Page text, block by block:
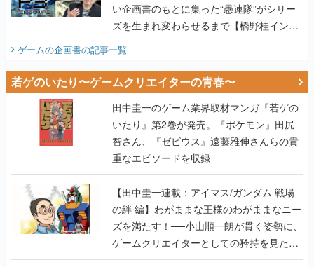
い企画書のもとに集った“愚連隊”がシリー
ズを生まれ変わらせるまで【橋野桂インタ
ゲームの企画書の記事一覧
若ゲのいたり〜ゲームクリエイターの青春〜
田中圭一のゲーム業界取材マンガ『若ゲの
いたり』第2巻が発売。『ポケモン』田尻
智さん、『ゼビウス』遠藤雅伸さんらの貴
重なエピソードを収録
【田中圭一連載：アイマス/ガンダム 戦場
の絆 編】わがままな王様のわがままなニー
ズを満たす！──小山順一朗が貫く姿勢に、
ゲームクリエイターとしての矜持を見た
【若ゲのいたり最終回】